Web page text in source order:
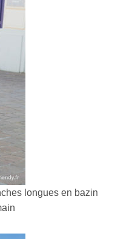
longues en bazin